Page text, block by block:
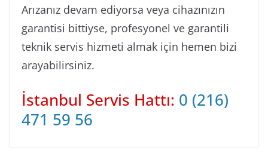
Arızanız devam ediyorsa veya cihazınızın
garantisi bittiyse, profesyonel ve garantili
teknik servis hizmeti almak için hemen bizi
arayabilirsiniz.
İstanbul Servis Hattı: 0 (216)
471 59 56